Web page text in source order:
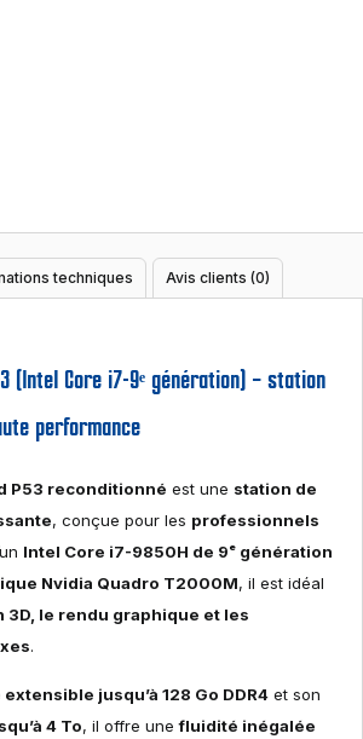
techniques Avis clients (0)
(Intel Core i7-9ᵉ génération) – station
performance
P53 reconditionné est une station de
, conçue pour les professionnels
Intel Core i7-9850H de 9ᵉ génération
Nvidia Quadro T2000M, il est idéal
3D, le rendu graphique et les
.
jusqu’à 128 Go DDR4 et son
4 To, il offre unefluidité inégalée